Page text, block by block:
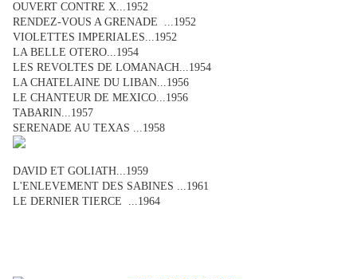
OUVERT CONTRE X...1952
RENDEZ-VOUS A GRENADE ...1952
VIOLETTES IMPERIALES...1952
LA BELLE OTERO...1954
LES REVOLTES DE LOMANACH...1954
LA CHATELAINE DU LIBAN...1956
LE CHANTEUR DE MEXICO...1956
TABARIN...1957
SERENADE AU TEXAS ...1958
DAVID ET GOLIATH...1959
L'ENLEVEMENT DES SABINES ...1961
LE DERNIER TIERCE ...1964